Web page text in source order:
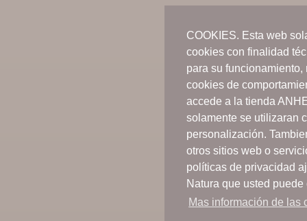
COOKIES. Esta web
cookies con finalidad
para su funcionamiento,
cookies de
accede a la tienda
solamente se utilizaran
personalización.
otros sitios web o
políticas de privacidad
Natura que usted
Mas información de las